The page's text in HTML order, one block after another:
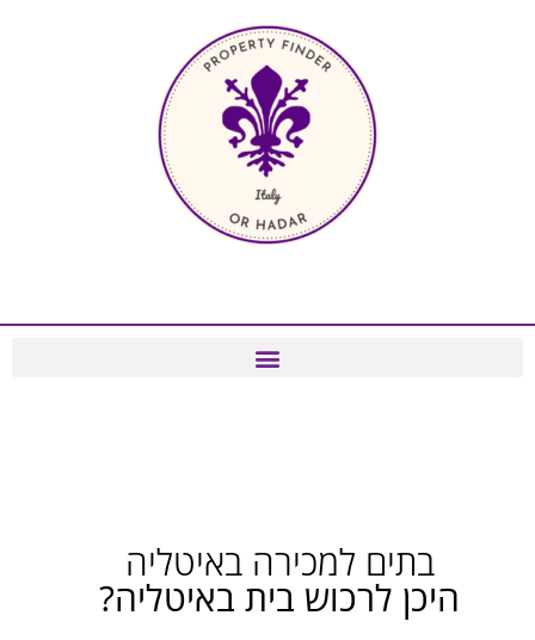
בתים למכירה באיטליה
היכן לרכוש בית באיטליה?